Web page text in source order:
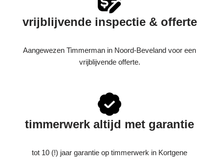
vrijblijvende inspectie & offerte
Aangewezen Timmerman in Noord-Beveland voor een
vrijblijvende offerte.
timmerwerk altijd met garantie
tot 10 (!) jaar garantie op timmerwerk in Kortgene